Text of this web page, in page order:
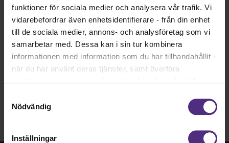
funktioner för sociala medier och analysera vår trafik. Vi
vidarebefordrar även enhetsidentifierare - från din enhet
till de sociala medier, annons- och analysföretag som vi
samarbetar med. Dessa kan i sin tur kombinera
informationen med information som du har tillhandahållit -
när du har använt deras tjänster, samt överföra
Dock har vi lagt in anonymisering av IP-adress i
förhållande till Google Analytics. Du godkänner våra
cookies vid fortsatt användande av vår webbplats.
Nödvändig
Inställningar
Förbundsstyrelsen
Press